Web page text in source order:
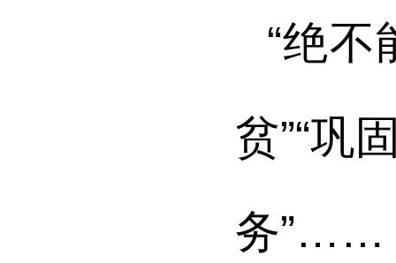
“绝
贫”“巩
务”……